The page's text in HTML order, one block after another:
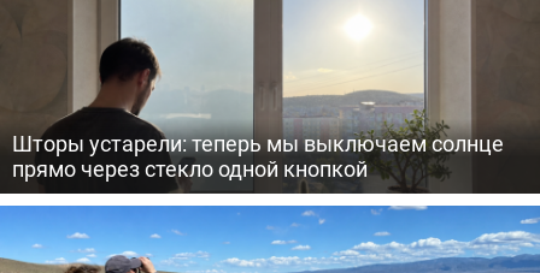
Шторы устарели: теперь мы выключаем солнце
прямо через стекло одной кнопкой